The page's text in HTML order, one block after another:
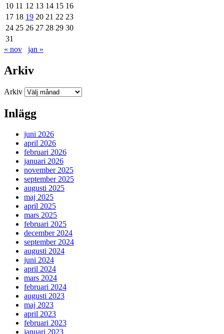
10 11 12 13 14 15 16
17 18 19 20 21 22 23
24 25 26 27 28 29 30
31
« nov
jan »
Arkiv
Arkiv
Inlägg
juni 2026
april 2026
februari 2026
januari 2026
november 2025
september 2025
augusti 2025
maj 2025
april 2025
mars 2025
februari 2025
december 2024
september 2024
augusti 2024
juni 2024
april 2024
mars 2024
februari 2024
augusti 2023
maj 2023
april 2023
februari 2023
januari 2023